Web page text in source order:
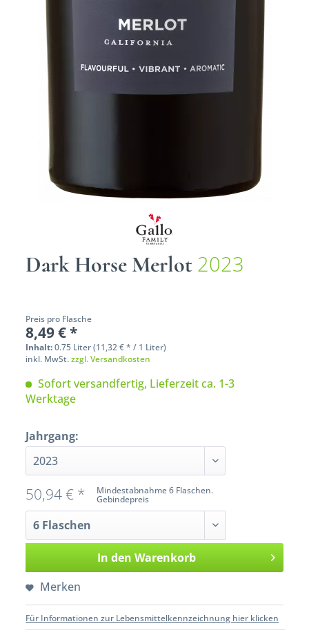
Dark Horse Merlot 2023
Preis pro Flasche
8,49 € *
Inhalt:0.75 Liter (11,32 € * / 1 Liter)
inkl. MwSt.zzgl. Versandkosten
Sofort versandfertig, Lieferzeit ca. 1-3
Werktage
Jahrgang:
Mindestabnahme 6 Flaschen.
Gebindepreis
50,94 € *
In den Warenkorb
Merken
Für Informationen zur Lebensmittelkennzeichnung hier klicken